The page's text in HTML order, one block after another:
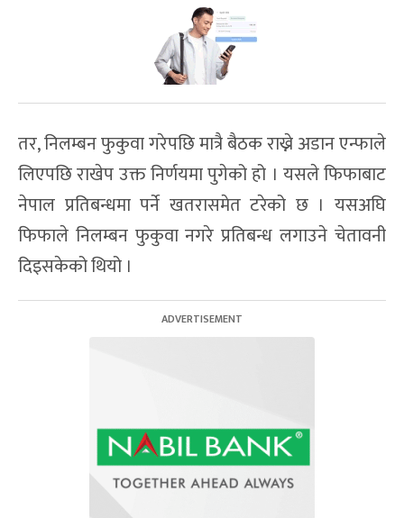
तर, निलम्बन फुकुवा गरेपछि मात्रै बैठक राख्ने अडान एन्फाले
लिएपछि राखेप उक्त निर्णयमा पुगेको हो । यसले फिफाबाट
नेपाल प्रतिबन्धमा पर्ने खतरासमेत टरेको छ । यसअघि
फिफाले निलम्बन फुकुवा नगरे प्रतिबन्ध लगाउने चेतावनी
दिइसकेको थियो ।